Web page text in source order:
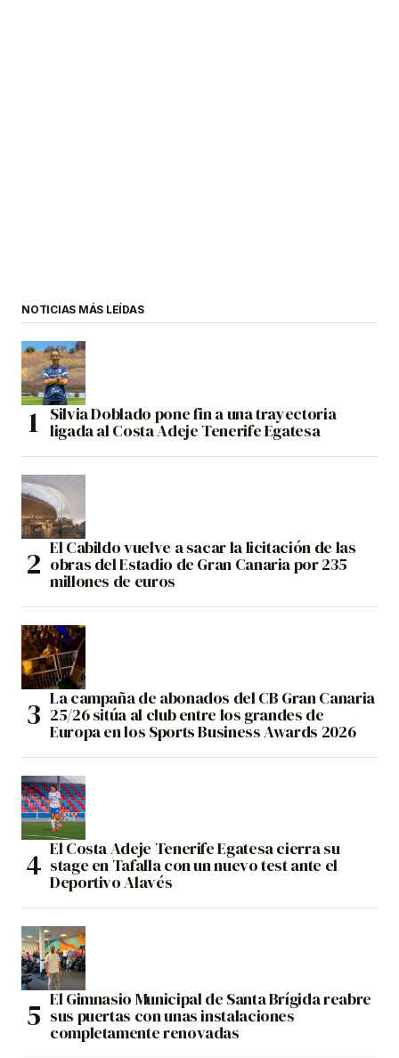
NOTICIAS MÁS LEÍDAS
Silvia Doblado pone fin a una trayectoria
ligada al Costa Adeje Tenerife Egatesa
El Cabildo vuelve a sacar la licitación de las
obras del Estadio de Gran Canaria por 235
millones de euros
La campaña de abonados del CB Gran Canaria
25/26 sitúa al club entre los grandes de
Europa en los Sports Business Awards 2026
El Costa Adeje Tenerife Egatesa cierra su
stage en Tafalla con un nuevo test ante el
Deportivo Alavés
El Gimnasio Municipal de Santa Brígida reabre
sus puertas con unas instalaciones
completamente renovadas